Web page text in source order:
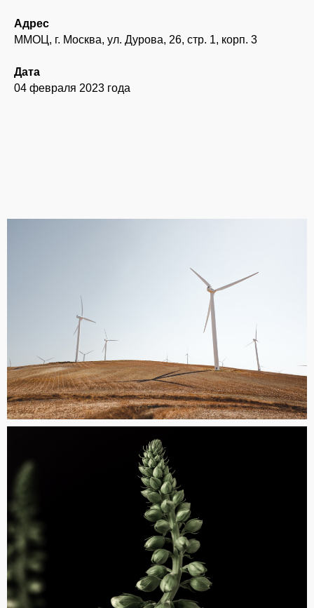
Адрес
ММОЦ, г. Москва, ул. Дурова, 26, стр. 1, корп. 3
Дата
04 февраля 2023 года